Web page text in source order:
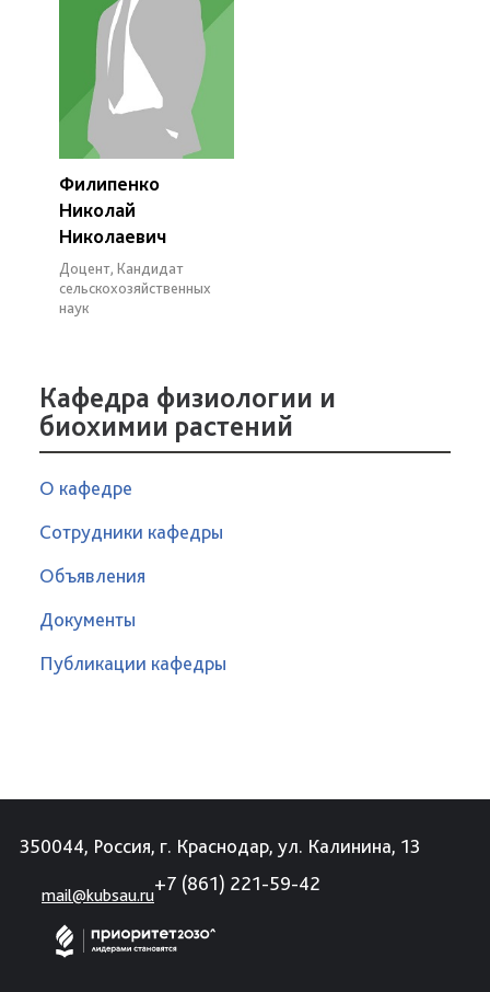
Филипенко
Николай
Николаевич
Доцент, Кандидат
сельскохозяйственных
наук
Кафедра физиологии и
биохимии растений
О кафедре
Сотрудники кафедры
Объявления
Документы
Публикации кафедры
350044, Россия, г. Краснодар, ул. Калинина, 13
mail@kubsau.ru
+7 (861) 221-59-42